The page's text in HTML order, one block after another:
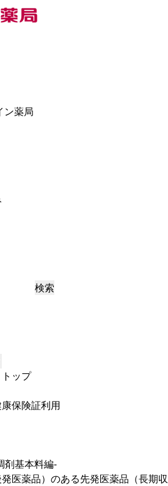
ン薬局
検索
ップ
保険証利用
剤基本料編-
医薬品）のある先発医薬品（長期収